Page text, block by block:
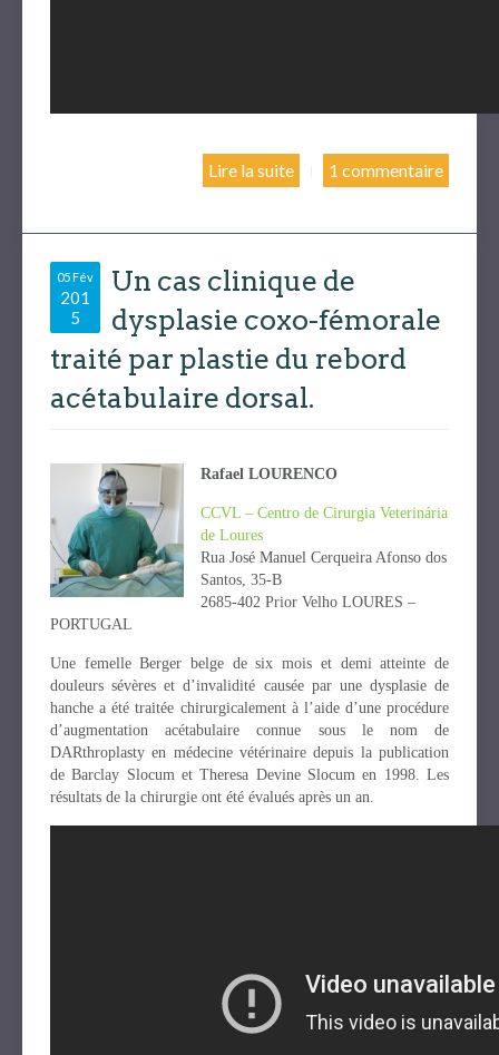
Lire la suite 1 commentaire
05 Fév
201
5
Un cas clinique de
dysplasie coxo-fémorale
traité par plastie du rebord
acétabulaire dorsal.
Rafael LOURENCO
CCVL – Centro de Cirurgia Veterinária
de Loures
Rua José Manuel Cerqueira Afonso dos
Santos, 35-B
2685-402 Prior Velho LOURES –
PORTUGAL
Une femelle Berger belge de six mois et demi atteinte de
douleurs sévères et d’invalidité causée par une dysplasie de
hanche a été traitée chirurgicalement à l’aide d’une procédure
d’augmentation acétabulaire connue sous le nom de
DARthroplasty en médecine vétérinaire depuis la publication
de Barclay Slocum et Theresa Devine Slocum en 1998. Les
résultats de la chirurgie ont été évalués après un an.